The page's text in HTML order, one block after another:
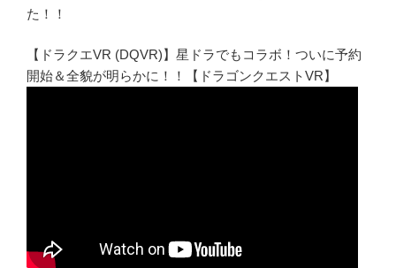
た！！
【ドラクエVR (DQVR)】星ドラでもコラボ！ついに予約
開始＆全貌が明らかに！！【ドラゴンクエストVR】